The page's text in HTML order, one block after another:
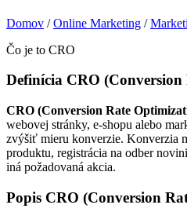
Domov /Online Marketing /
Čo je to CRO
Definícia CRO
CRO (Conversion Rate
webovej stránky, e-shopu alebo
zvýšiť mieru konverzie. Konverzia
produktu, registrácia na odber
iná požadovaná akcia.
Popis CRO (Conversion